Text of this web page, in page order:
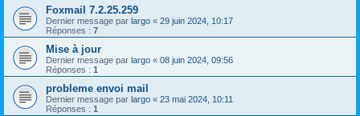
Foxmail 7.2.25.259
Dernier message par largo « 29 juin 2024, 10:17
Réponses : 7
Mise à jour
Dernier message par largo « 08 juin 2024, 09:56
Réponses : 1
probleme envoi mail
Dernier message par largo « 23 mai 2024, 10:11
Réponses : 1